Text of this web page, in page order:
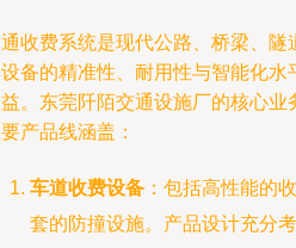
收费系统是现代公路、桥梁、
备的精准性、耐用性与智能化
。东莞阡陌交通设施厂的核心
产品线涵盖：
车道收费设备 ：包括高性能的
套的防撞设施。产品设计充分